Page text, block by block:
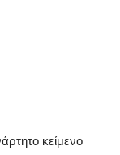
κείμενο